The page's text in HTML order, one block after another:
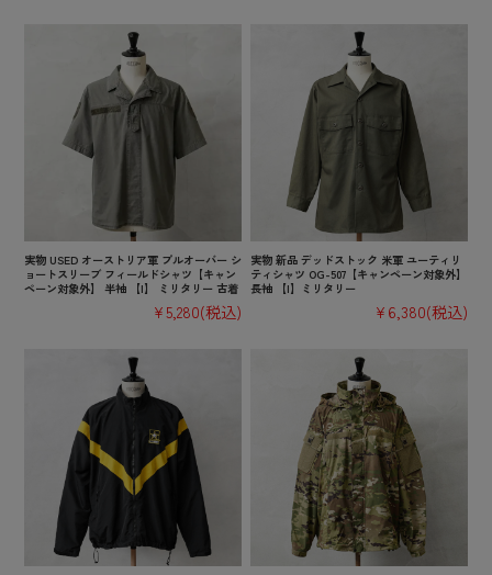
実物 USED オーストリア軍 プルオーバー シ
ョートスリーブ フィールドシャツ【キャン
ペーン対象外】 半袖 【I】 ミリタリー 古着
¥5,280(税込)
実物 新品 デッドストック 米軍 ユーティリ
ティシャツ OG-507【キャンペーン対象外】
長袖 【I】ミリタリー
¥6,380(税込)